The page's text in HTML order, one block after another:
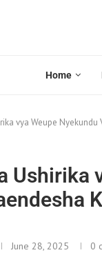
Home
vya Weupe
Ushirika
June 28, 2025 0